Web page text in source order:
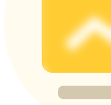
Exclusive for BitMart Users
Register & Trade to Win
Precious Metals Trading
Trade Gold & Silver ·